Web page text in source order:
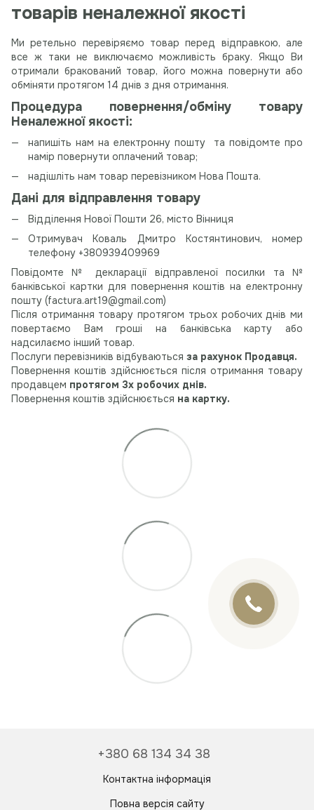
товарів неналежної якості
Ми ретельно перевіряємо товар перед відправкою, але
все ж таки не виключаємо можливість браку. Якщо Ви
отримали бракований товар, його можна повернути або
обміняти протягом 14 днів з дня отримання.
Процедура повернення/обміну товару
Неналежної якості:
напишіть нам на електронну пошту та повідомте про
намір повернути оплачений товар;
надішліть нам товар перевізником Нова Пошта.
Дані для відправлення товару
Відділення Нової Пошти 26, місто Вінниця
Отримувач Коваль Дмитро Костянтинович, номер
телефону +380939409969
Повідомте № декларації відправленої посилки та №
банківської картки для повернення коштів на електронну
пошту (factura.art19@gmail.com)
Після отримання товару протягом трьох робочих днів ми
повертаємо Вам гроші на банківська карту або
надсилаємо інший товар.
Послуги перевізників відбуваються за рахунок Продавця.
Повернення коштів здійснюється після отримання товару
продавцем протягом 3х робочих днів.
Повернення коштів здійснюється на картку.
+380 68 134 34 38
Контактна інформація
Повна версія сайту
Відповімо найближчим часом